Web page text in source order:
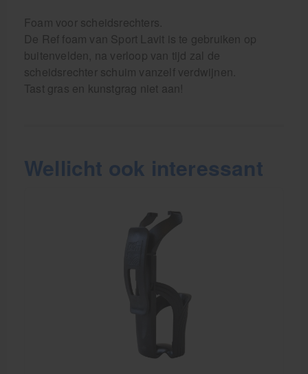
Foam voor scheidsrechters.
De Ref foam van Sport Lavit is te gebruiken op
buitenvelden, na verloop van tijd zal de
scheidsrechter schuim vanzelf verdwijnen.
Tast gras en kunstgrag niet aan!
Wellicht ook interessant